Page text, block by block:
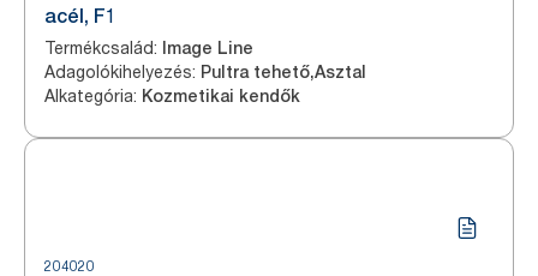
acél, F1
Termékcsalád: Image Line
Adagolókihelyezés: Pultra tehető,Asztal
Alkategória: Kozmetikai kendők
204020